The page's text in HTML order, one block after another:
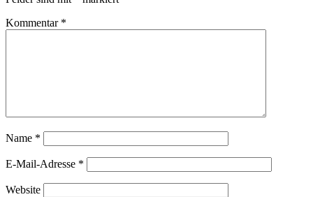
Kommentar *
Name *
E-Mail-Adresse *
Website